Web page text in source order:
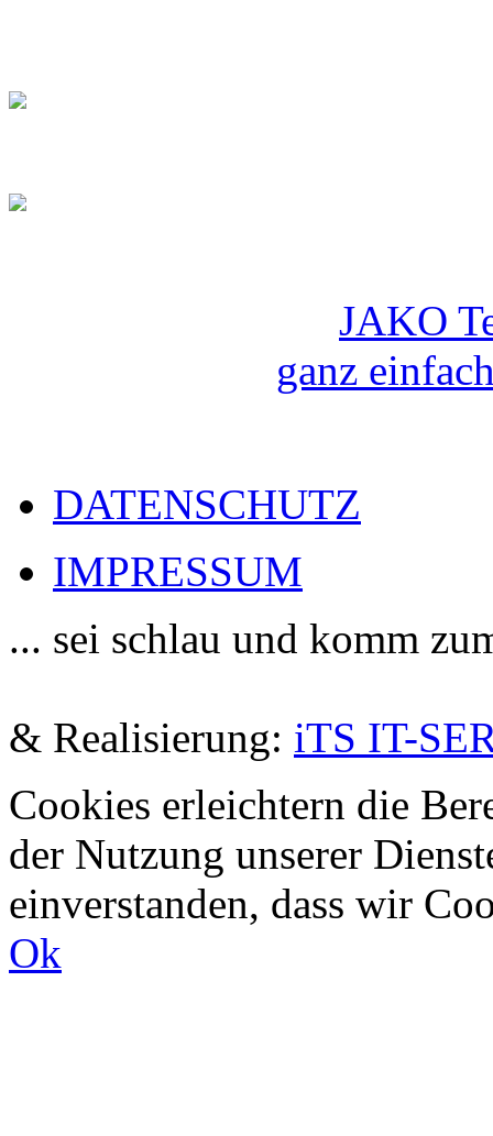
JAKO
ganz
DATENSCHUTZ
IMPRESSUM
... sei schlau und komm
& Realisierung: iTS IT-
Cookies erleichtern die
der Nutzung unserer
einverstanden, dass wir
Ok